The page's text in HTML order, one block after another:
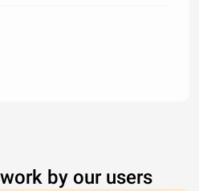
by our users